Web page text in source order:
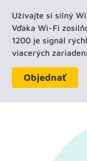
Užívajte si silný
Vďaka Wi-Fi
1200 je signál
viacerých
Objednať